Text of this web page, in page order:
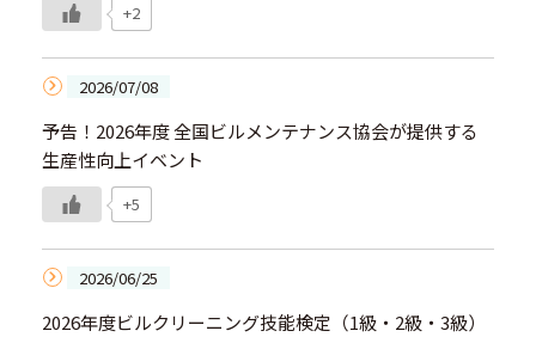
+2
2026/07/08
予告！2026年度 全国ビルメンテナンス協会が提供する
生産性向上イベント
+5
2026/06/25
2026年度ビルクリーニング技能検定（1級・2級・3級）